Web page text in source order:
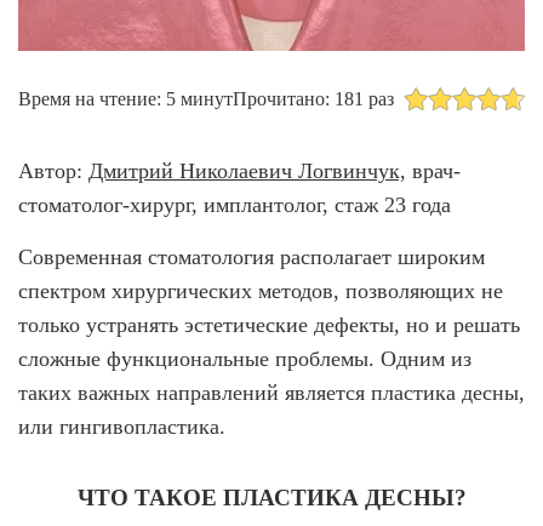
Брекеты на нижнюю челюсть
ЛЕЧЕНИЕ ДЕСЕН, ПАРАДОНТИТА
ЛЕЧЕНИЕ ЗУБОВ ПОД НАРКОЗОМ
ИМПЛАНТАЦИЯ ЗУБОВ
Одномоментная имплантация
Наращивание кости для имплантации
Имплантация верхней челюсти
Импланты Dentium
Время на чтение: 5 минутПрочитано: 181 раз
Автор: Дмитрий Николаевич Логвинчук, врач-
стоматолог-хирург, имплантолог, стаж 23 года
Современная стоматология располагает широким
спектром хирургических методов, позволяющих не
только устранять эстетические дефекты, но и решать
сложные функциональные проблемы. Одним из
таких важных направлений является пластика десны,
или гингивопластика.
ЧТО ТАКОЕ ПЛАСТИКА ДЕСНЫ?